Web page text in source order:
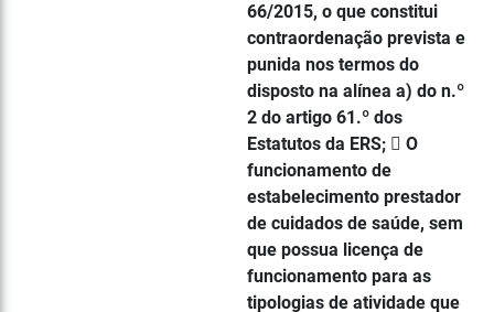
66/2015, o que constitui
contraordenação prevista e
punida nos termos do
disposto na alínea a) do n.º
2 do artigo 61.º dos
Estatutos da ERS;  O
funcionamento de
estabelecimento prestador
de cuidados de saúde, sem
que possua licença de
funcionamento para as
tipologias de atividade que